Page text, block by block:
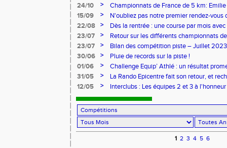
24/10
>
Championnats de France de 5 km:
15/09
>
N'oubliez pas notre premier rendez-vous
de Lucé
22/08 >
Dès la rentrée : une course par mois
23/07
>
Retour sur les différents championnats
23/07
>
Bilan des compétition piste – Juillet
France)
30/06 >
Pluie de records sur la piste !
01/06
>
Challenge Equip’ Athlé : un résultat
31/05
>
La Rando Epicentre fait son retour, et
12/05
> Interclubs : Les équipes 2 et 3 à l'honneur
1 2 3 4 5 6